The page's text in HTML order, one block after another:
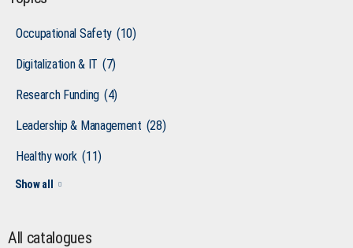
Occupational Safety (10)
Digitalization & IT (7)
Research Funding (4)
Leadership & Management (28)
Healthy work (11)
Show all
All catalogues